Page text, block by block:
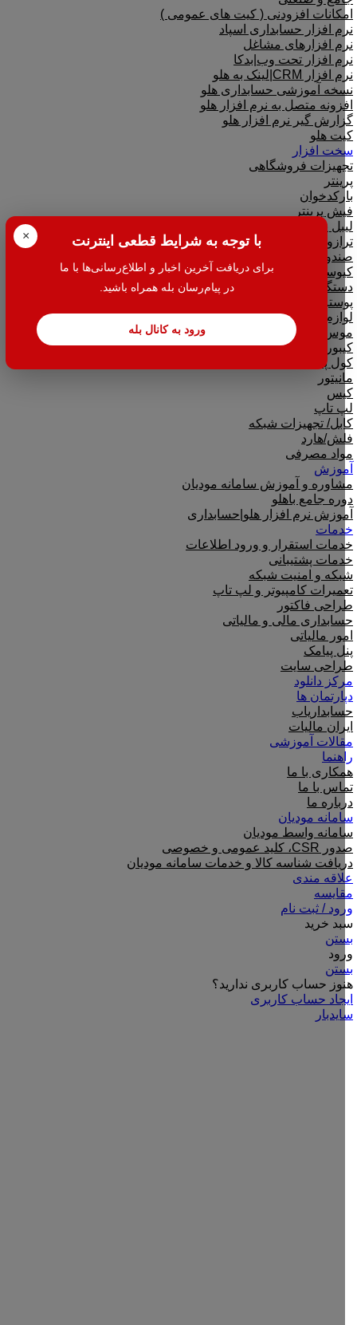
× با توجه به شرایط قطعی اینترنت
برای دریافت آخرین اخبار و اطلاع‌رسانی‌ها با ما
در پیام‌رسان بله همراه باشید.
ورود به کانال بله
امکانات افزودنی ( کیت های عمومی )
نرم افزار حسابداری اسپاد
نرم افزارهای مشاغل
نرم افزار تحت وب|بدکا
نرم افزار CRM|لینک به هلو
نسخه آموزشی حسابداری هلو
افزونه متصل به نرم افزار هلو
گزارش گیر نرم افزار هلو
کیت هلو
سخت افزار
تجهیزات فروشگاهی
پرینتر
بارکدخوان
فیش پرینتر
لیبل پرینتر
ترازو دیجیتال فروشگاهی
صندوق فروشگاهی
کیوسک سفارشگیر
دستگاه ثبت شماره
پوستر دیجیتالی
لوازم جانبی کامپیوتر
موس
کیبورد
کول پد
مانیتور
کیس
لپ تاپ
کابل/ تجهیزات شبکه
فلش/هارد
مواد مصرفی
آموزش
مشاوره و آموزش سامانه مودیان
دوره جامع باهلو
آموزش نرم افزار هلو|حسابداری
خدمات
خدمات استقرار و ورود اطلاعات
خدمات پشتیبانی
شبکه و امنیت شبکه
تعمیرات کامپیوتر و لپ تاپ
طراحی فاکتور
حسابداری مالی و مالیاتی
امور مالیاتی
پنل پیامک
طراحی سایت
مرکز دانلود
دپارتمان ها
حسابداریاب
ایران مالیات
مقالات آموزشی
راهنما
همکاری با ما
تماس با ما
درباره ما
سامانه مودیان
سامانه واسط مودیان
صدور CSR، کلید عمومی و خصوصی
دریافت شناسه کالا و خدمات سامانه مودیان
علاقه مندی
مقایسه
ورود / ثبت نام
سبد خرید
بستن
ورود
بستن
هنوز حساب کاربری ندارید؟
ایجاد حساب کاربری
سایدبار